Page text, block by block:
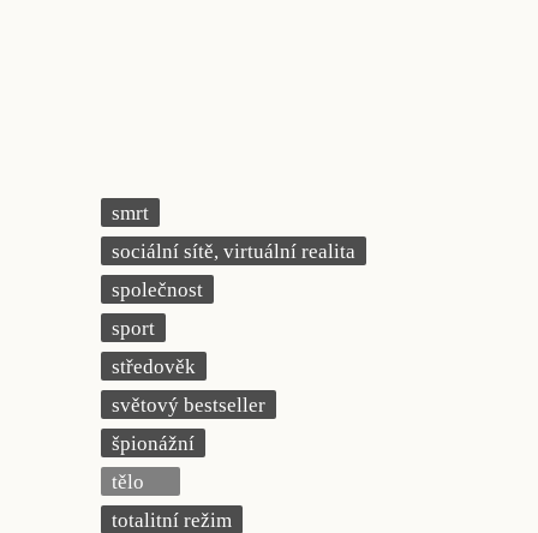
smrt
sociální sítě, virtuální realita
společnost
sport
středověk
světový bestseller
špionážní
tělo
totalitní režim